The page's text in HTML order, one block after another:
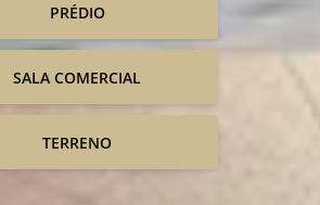
PRÉDIO
SALA COMERCIAL
TERRENO